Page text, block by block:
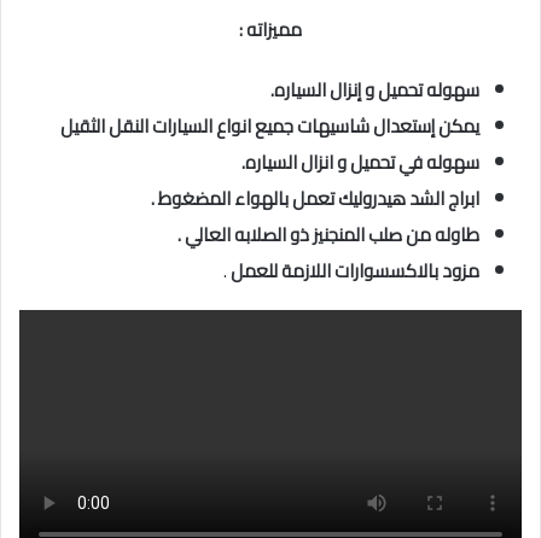
مميزاته :
سهوله تحميل و إنزال السياره.
يمكن إستعدال شاسيهات جميع انواع السيارات النقل الثقيل
سهوله في تحميل و انزال السياره.
ابراج الشد هيدروليك تعمل بالهواء المضغوط .
طاوله من صلب المنجنيز ذو الصلابه العالي .
مزود بالاكسسوارات اللازمة للعمل.